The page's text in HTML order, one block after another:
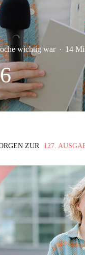
wichtig war · 14
ZUR 127.